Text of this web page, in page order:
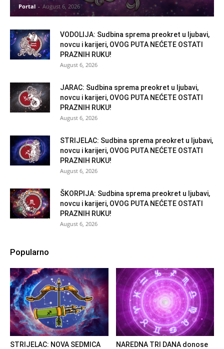
Portal - August 6, 2026
VODOLIJA: Sudbina sprema preokret u ljubavi,
novcu i karijeri, OVOG PUTA NEĆETE OSTATI
PRAZNIH RUKU!
August 6, 2026
JARAC: Sudbina sprema preokret u ljubavi,
novcu i karijeri, OVOG PUTA NEĆETE OSTATI
PRAZNIH RUKU!
August 6, 2026
STRIJELAC: Sudbina sprema preokret u ljubavi,
novcu i karijeri, OVOG PUTA NEĆETE OSTATI
PRAZNIH RUKU!
August 6, 2026
ŠKORPIJA: Sudbina sprema preokret u ljubavi,
novcu i karijeri, OVOG PUTA NEĆETE OSTATI
PRAZNIH RUKU!
August 6, 2026
Popularno
STRIJELAC: NOVA SEDMICA
NAREDNA TRI DANA donose